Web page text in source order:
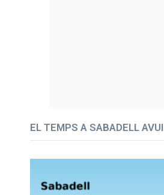
EL TEMPS A SABADELL AVUI